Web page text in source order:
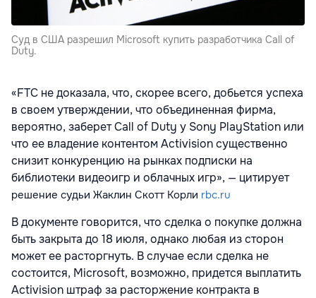
Суд в США разрешил Microsoft купить разработчика Call of
Duty.
«FTC не доказала, что, скорее всего, добьется успеха
в своем утверждении, что объединенная фирма,
вероятно, заберет Call of Duty у Sony PlayStation или
что ее владение контентом Activision существенно
снизит конкуренцию на рынках подписки на
библиотеки видеоигр и облачных игр», — цитирует
решение судьи Жаклин Скотт Корли rbc.ru
В документе говорится, что сделка о покупке должна
быть закрыта до 18 июля, однако любая из сторон
может ее расторгнуть. В случае если сделка не
состоится, Microsoft, возможно, придется выплатить
Activision штраф за расторжение контракта в